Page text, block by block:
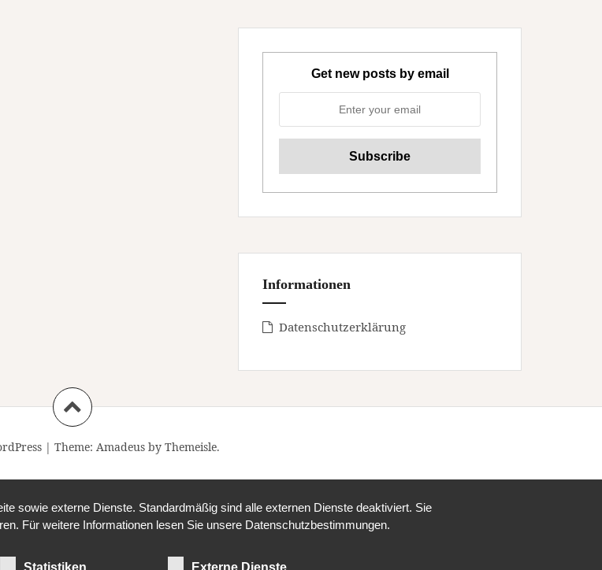
Get new posts by email
Informationen
Datenschutzerklärung
| Theme: Amadeus by Themeisle.
sowie externe Dienste. Standardmäßig sind alle externen Dienste deaktiviert. Sie
Für weitere Informationen lesen Sie unsere Datenschutzbestimmungen.